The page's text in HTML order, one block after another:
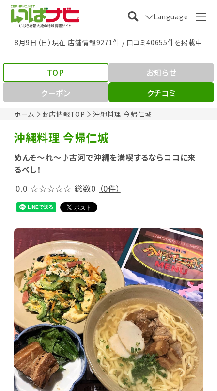
Language
8月9日（日）現在 店舗情報9271件 / 口コミ40655件を掲載中
ホーム お店情報TOP 沖縄料理 今帰仁城
TOP
お知らせ
クーポン
クチコミ
沖縄料理 今帰仁城
めんそ～れ～♪古河で沖縄を満喫するならココに来
るべし！
0.0 ☆☆☆☆☆ 総数0 （0件）